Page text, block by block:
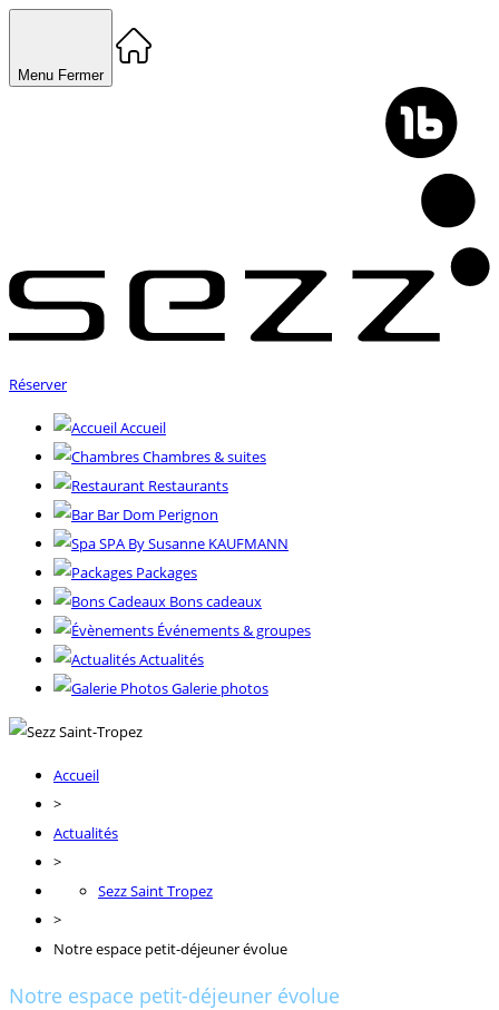
Menu Fermer
Réserver
Accueil
Chambres & suites
Restaurants
Bar Dom Perignon
SPA By Susanne KAUFMANN
Packages
Bons cadeaux
Événements & groupes
Actualités
Galerie photos
Accueil
>
Actualités
>
Sezz Saint Tropez
>
Notre espace petit-déjeuner évolue
Notre espace petit-déjeuner évolue